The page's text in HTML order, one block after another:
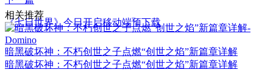
《七日世界》今日开启移动端预下载
相关推荐
暗黑破坏神：不朽创世之子点燃“创世之焰”新篇章详解
暗黑破坏神：不朽创世之子点燃“创世之焰”新篇章详解